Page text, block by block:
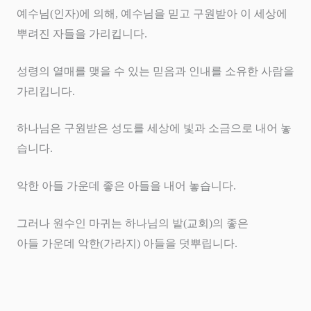
예수님(인자)에 의해 , 예수님을 믿고 구원받아 이 세상에
뿌려진 자들을 가리킵니다.
성령의 열매를 맺을 수 있는 믿음과 인내를 소유한 사람을
가리킵니다.
하나님은 구원받은 성도를 세상에 빛과 소금으로 내어 놓
습니다.
악한 아들 가운데 좋은 아들을 내어 놓습니다.
그러나 원수인 마귀는 하나님의 밭(교회 )의 좋은
아들 가운데 악한(가라지 ) 아들을 덧뿌립니다.